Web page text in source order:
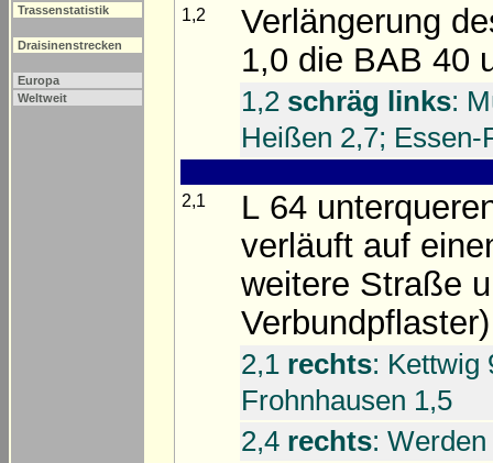
Trassenstatistik
Draisinenstrecken
Europa
Weltweit
1,2
Verlängerung
1,0 die BAB 40
1,2 schräg links:
Heißen 2,7; Essen-
2,1
L 64
verläuft auf
weitere Straße
2,1 rechts: Kettwig
Frohnhausen 1,5
2,4 rechts: